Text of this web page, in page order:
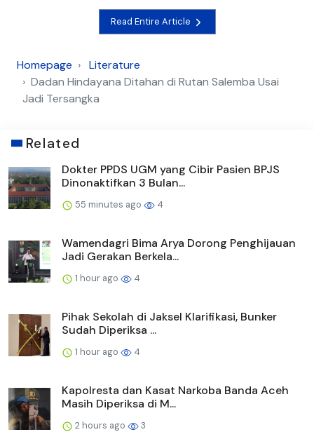
Read Entire Article
Homepage
Literature
Dadan Hindayana Ditahan di Rutan Salemba Usai
Jadi Tersangka
Related
Dokter PPDS UGM yang Cibir Pasien BPJS
Dinonaktifkan 3 Bulan...
55 minutes ago 4
Wamendagri Bima Arya Dorong Penghijauan
Jadi Gerakan Berkela...
1 hour ago 4
Pihak Sekolah di Jaksel Klarifikasi, Bunker
Sudah Diperiksa ...
1 hour ago 4
Kapolresta dan Kasat Narkoba Banda Aceh
Masih Diperiksa di M...
2 hours ago 3